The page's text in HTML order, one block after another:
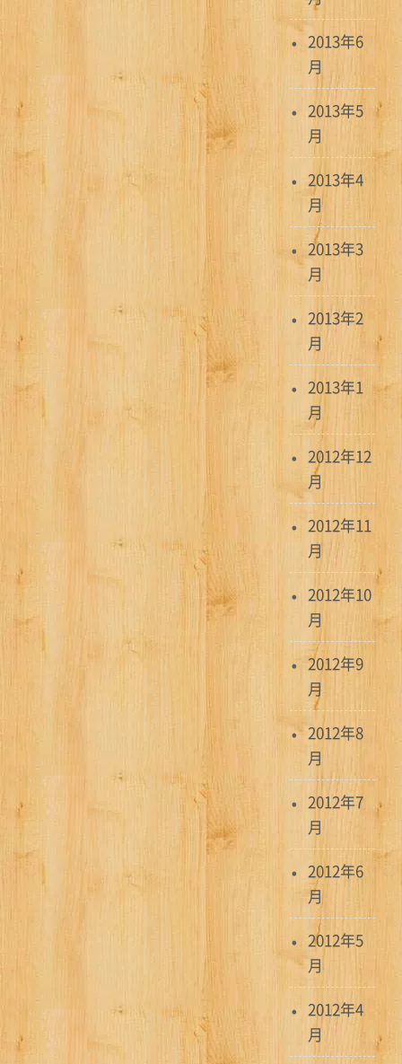
2013年6
月
2013年5
月
2013年4
月
2013年3
月
2013年2
月
2013年1
月
2012年12
月
2012年11
月
2012年10
月
2012年9
月
2012年8
月
2012年7
月
2012年6
月
2012年5
月
2012年4
月